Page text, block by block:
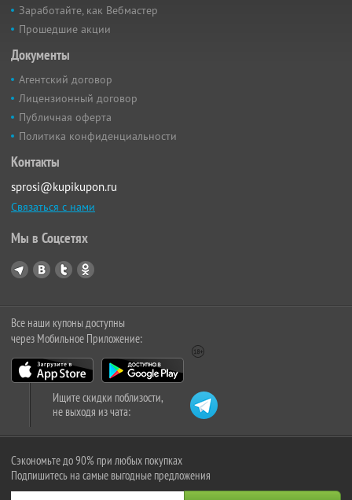
Заработайте, как Вебмастер
Прошедшие акции
Документы
Агентский договор
Лицензионный договор
Публичная оферта
Политика конфиденциальности
Контакты
sprosi@kupikupon.ru
Связаться с нами
Мы в Соцсетях
Все наши купоны доступны
через Мобильное Приложение:
Ищите скидки поблизости,
не выходя из чата:
Сэкономьте до 90% при любых покупках
Подпишитесь на самые выгодные предложения